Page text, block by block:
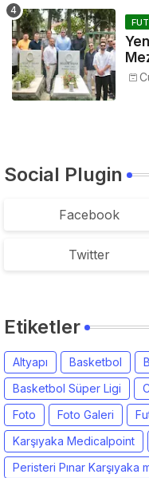
Social Plugin
Facebook
Twitter
Etiketler
Altyapı Basketbol
Basketbol Süper Ligi
Foto
Foto Galeri
Karşıyaka Medicalpoint
Peristeri Pınar Karşıyaka